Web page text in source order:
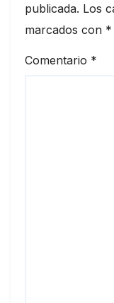
publicada. Los
marcados con *
Comentario *